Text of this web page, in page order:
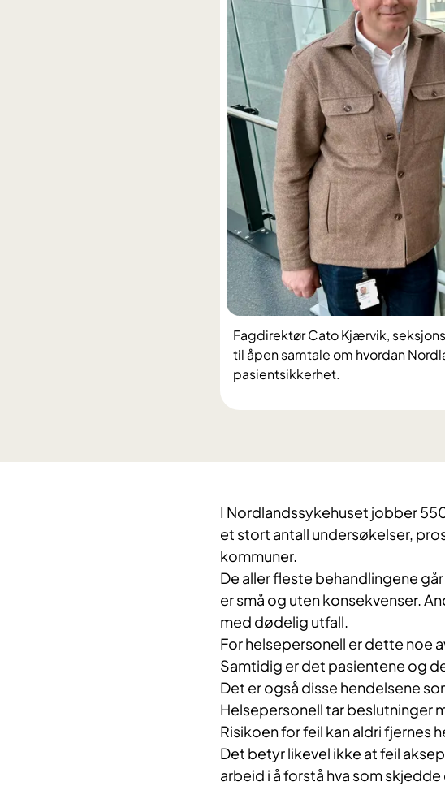
Fagdirektør Cato Kjærvik,
til åpen samtale om hvordan
pasientsikkerhet.
I Nordlandssykehuset jobber
et stort antall undersøkelser,
kommuner.
De aller fleste behandlingene
er små og uten konsekvenser.
med dødelig utfall.
For helsepersonell er dette noe
Samtidig er det pasientene og
Det er også disse hendelsene
Helsepersonell tar beslutninger
Risikoen for feil kan aldri fjernes
Det betyr likevel ikke at feil
arbeid i å forstå hva som